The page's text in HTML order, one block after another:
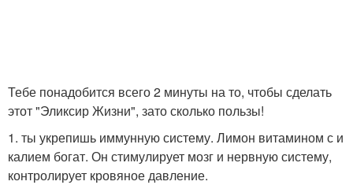
Тебе понадобится всего 2 минуты на то, чтобы сделать
этот "Эликсир Жизни", зато сколько пользы!
1. ты укрепишь иммунную систему. Лимон витамином с и
калием богат. Он стимулирует мозг и нервную систему,
контролирует кровяное давление.